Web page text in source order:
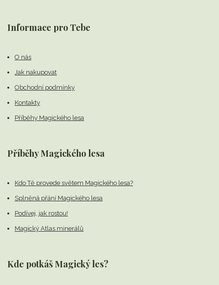
Informace pro Tebe
O nás
Jak nakupovat
Obchodní podmínky
Kontakty
Příběhy Magického lesa
Příběhy Magického lesa
Kdo Tě provede světem Magického lesa?
Splněná přání Magického lesa
Podívej, jak rostou!
Magický Atlas minerálů
Kde potkáš Magický les?